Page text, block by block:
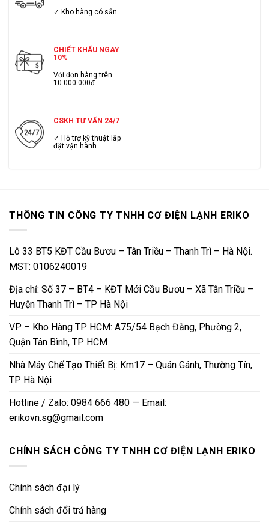
✓ Kho hàng có sẳn
CHIẾT KHẤU NGAY
10%
Với đơn hàng trên
10.000.000đ.
CSKH TƯ VẤN 24/7
✓ Hỗ trợ kỹ thuật lắp
đặt vận hành
THÔNG TIN CÔNG TY TNHH CƠ ĐIỆN LẠNH ERIKO
Lô 33 BT5 KĐT Cầu Bươu – Tân Triều – Thanh Trì – Hà Nội.
MST: 0106240019
Địa chỉ: Số 37 – BT4 – KĐT Mới Cầu Bươu – Xã Tân Triều –
Huyện Thanh Trì – TP Hà Nội
VP – Kho Hàng TP HCM: A75/54 Bạch Đằng, Phường 2,
Quận Tân Bình, TP HCM
Nhà Máy Chế Tạo Thiết Bị: Km17 – Quán Gánh, Thường Tín,
TP Hà Nội
Hotline / Zalo: 0984 666 480 — Email:
erikovn.sg@gmail.com
CHÍNH SÁCH CÔNG TY TNHH CƠ ĐIỆN LẠNH ERIKO
Chính sách đại lý
Chính sách đổi trả hàng